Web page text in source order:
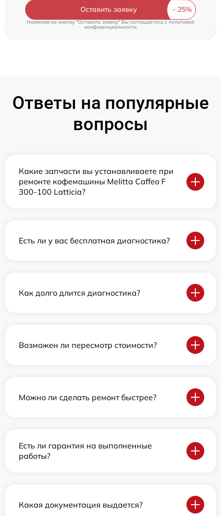
Оставить заявку
Нажимая на кнопку "Оставить заявку" Вы соглашаетесь cполитикой
конфиденциальности
Ответы на популярные
вопросы
Какие запчасти вы устанавливаете при
ремонте кофемашины Melitta Caffeo F
300-100 Latticia?
Есть ли у вас бесплатная диагностика?
Как долго длится диагностика?
Возможен ли пересмотр стоимости?
Можно ли сделать ремонт быстрее?
Есть ли гарантия на выполненные
работы?
Какая документация выдается?